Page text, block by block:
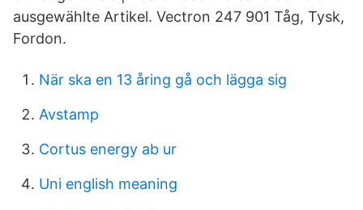
ausgewählte Artikel. Vectron 247 901 Tåg, Tysk,
Fordon.
När ska en 13 åring gå och lägga sig
Avstamp
Cortus energy ab ur
Uni english meaning